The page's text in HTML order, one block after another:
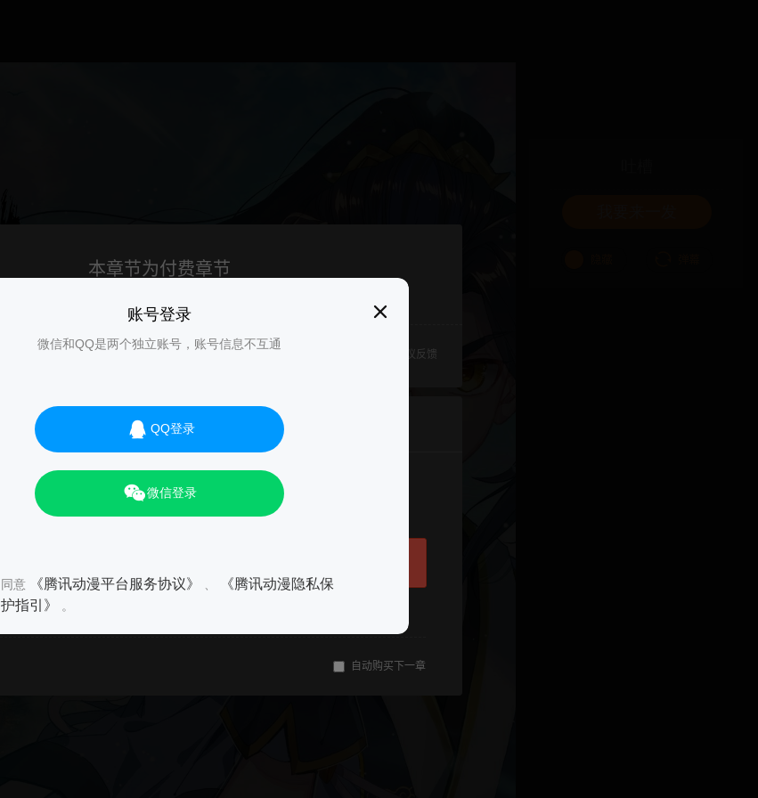
账号登录
微信和QQ是两个独立账号，账号信息不互通
QQ登录
微信登录
同意 《腾讯动漫平台服务协议》
《腾讯动漫隐私保
护指引》
。